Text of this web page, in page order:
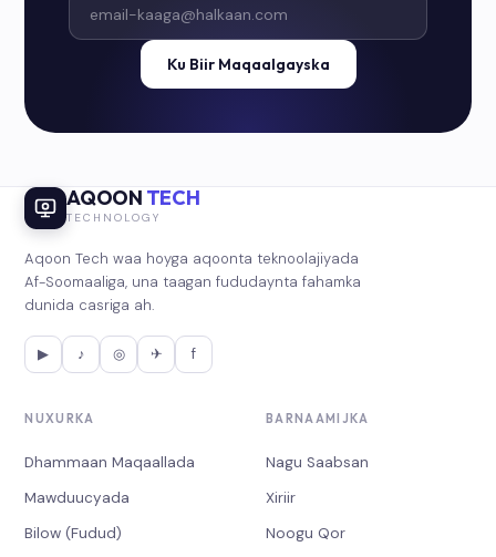
Ku Biir Maqaalgayska
AQOON TECH
TECHNOLOGY
Aqoon Tech waa hoyga aqoonta teknoolajiyada
Af-Soomaaliga, una taagan fududaynta fahamka
dunida casriga ah.
▶ ♪ ◎ ✈ f
NUXURKA
Dhammaan Maqaallada
Mawduucyada
Bilow (Fudud)
BARNAAMIJKA
Nagu Saabsan
Xiriir
Noogu Qor